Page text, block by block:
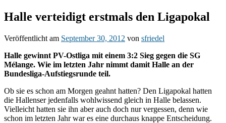
Halle verteidigt erstmals den Ligapokal
Veröffentlicht am September 30, 2012 von sfriedel
Halle gewinnt PV-Ostliga mit einem 3:2 Sieg gegen die SG
Mélange. Wie im letzten Jahr nimmt damit Halle an der
Bundesliga-Aufstiegsrunde teil.
Ob sie es schon am Morgen geahnt hatten? Den Ligapokal hatten
die Hallenser jedenfalls wohlwissend gleich in Halle belassen.
Vielleicht hatten sie ihn aber auch doch nur vergessen, denn wie
schon im letzten Jahr war es eine durchaus knappe Entscheidung.